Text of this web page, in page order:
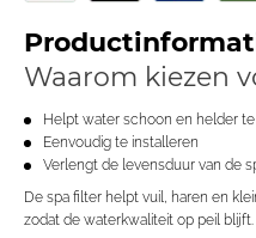
Waarom kiezen
Helpt water schoon en helder
Eenvoudig te installeren
Verlengt de levensduur van de
De spa filter helpt vuil, haren en
zodat de waterkwaliteit op peil blijft.